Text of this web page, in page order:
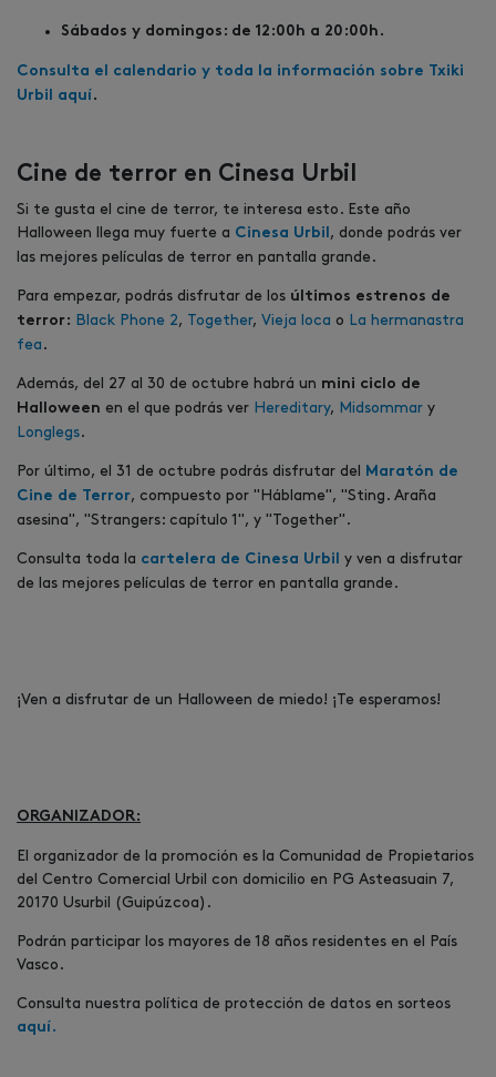
Sábados y domingos: de 12:00h a 20:00h.
Consulta el calendario y toda la información sobre Txiki
Urbil aquí .
Cine de terror en Cinesa Urbil
Si te gusta el cine de terror, te interesa esto. Este año
Halloween llega muy fuerte a Cinesa Urbil , donde podrás ver
las mejores películas de terror en pantalla grande.
Para empezar, podrás disfrutar de los últimos estrenos de
terror:
Black Phone 2, Together, Vieja loca o
La hermanastra
fea .
Además, del 27 al 30 de octubre habrá un mini ciclo de
Halloween en el que podrás ver Hereditary, Midsommar y
Longlegs.
Por último, el 31 de octubre podrás disfrutar del
Maratón de
Cine de Terror, compuesto por "Háblame", "Sting. Araña
asesina", "Strangers: capítulo 1", y "Together".
Consulta toda la cartelera de Cinesa Urbil
y ven a disfrutar
de las mejores películas de terror en pantalla grande.
¡Ven a disfrutar de un Halloween de miedo! ¡Te esperamos!
ORGANIZADOR:
El organizador de la promoción es la Comunidad de Propietarios
del Centro Comercial Urbil con domicilio en PG Asteasuain 7,
20170 Usurbil (Guipúzcoa).
Podrán participar los mayores de 18 años residentes en el País
Vasco.
Consulta nuestra política de protección de datos en sorteos
aquí.